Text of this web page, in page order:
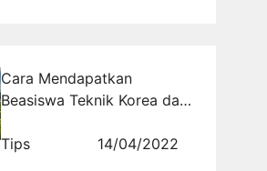
Cara Mendapatkan
Beasiswa Teknik Korea dan
Bersama Schoters
Tips 14/04/2022